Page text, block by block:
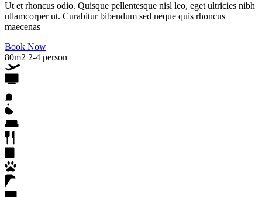
Ut et rhoncus odio. Quisque pellentesque nisl leo, eget ultricies nibh
ullamcorper ut. Curabitur bibendum sed neque quis rhoncus
maecenas
Book Now
80m2 2-4 person